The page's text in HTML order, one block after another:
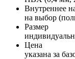
Внутреннее
на выбор
Размер
Цена
указана за